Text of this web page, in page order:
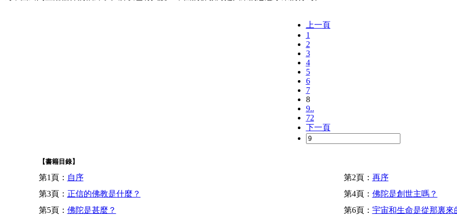
上一頁
1
2
3
4
5
6
7
8
9..
72
下一頁
【書籍目錄】
第1頁： 自序 第2頁： 再序
第3頁： 正信的佛教是什麼？ 第4頁： 佛陀是創世主嗎？
第5頁： 佛陀是甚麼？ 第6頁： 宇宙和生命是從那裏來